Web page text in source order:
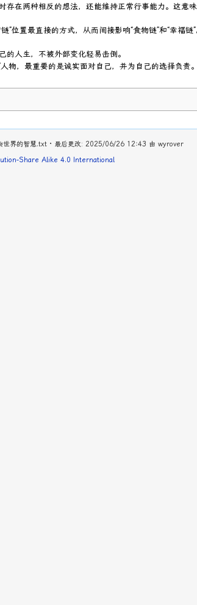
存在两种相反的想法，还能维持正常行事能力。这
”位置最直接的方式，从而间接影响“食物链”和“幸
的人生，不被外部变化轻易击倒。
人物，最重要的是诚实面对自己，并为自己的选择负
世界的智慧.txt · 最后更改: 2025/06/26 12:43 由 wyrover
Share Alike 4.0 International